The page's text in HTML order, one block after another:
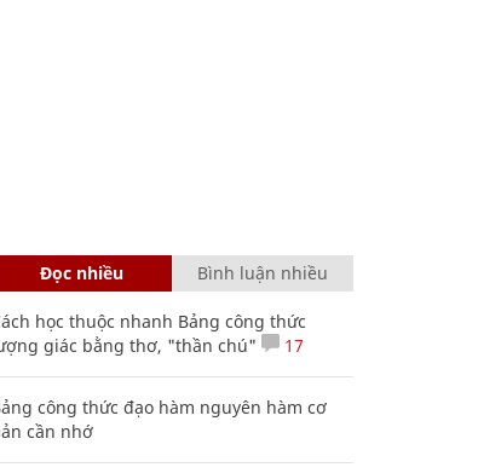
Đọc nhiều Bình luận nhiều
học thuộc nhanh Bảng công thức
giác bằng thơ, "thần chú"
17
công thức đạo hàm nguyên hàm cơ
cần nhớ